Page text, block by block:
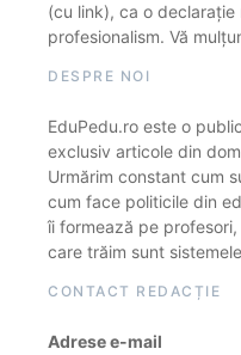
(cu link), ca o
profesionalism. Vă
DESPRE NOI
EduPedu.ro este o
exclusiv articole din
Urmărim constant cum
cum face politicile din
îi formează pe
care trăim sunt
CONTACT REDACȚIE
Adrese e-mail